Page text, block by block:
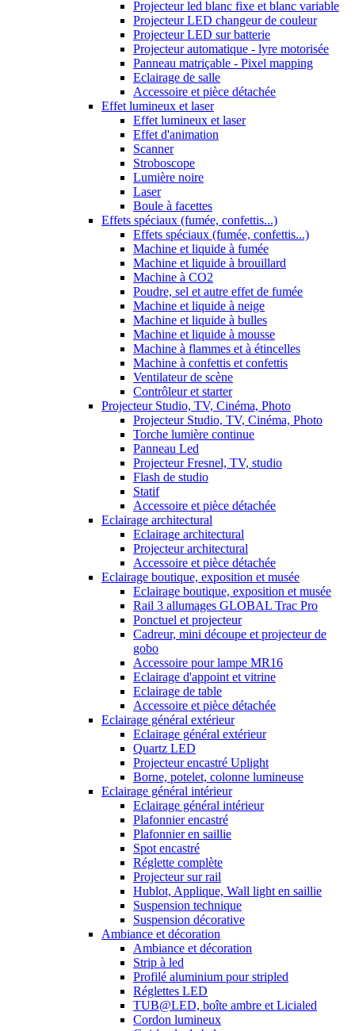
Projecteur led blanc fixe et blanc variable
Projecteur LED changeur de couleur
Projecteur LED sur batterie
Projecteur automatique - lyre motorisée
Panneau matriçable - Pixel mapping
Eclairage de salle
Accessoire et pièce détachée
Effet lumineux et laser
Effet lumineux et laser
Effet d'animation
Scanner
Stroboscope
Lumière noire
Laser
Boule à facettes
Effets spéciaux (fumée, confettis...)
Effets spéciaux (fumée, confettis...)
Machine et liquide à fumée
Machine et liquide à brouillard
Machine à CO2
Poudre, sel et autre effet de fumée
Machine et liquide à neige
Machine et liquide à bulles
Machine et liquide à mousse
Machine à flammes et à étincelles
Machine à confettis et confettis
Ventilateur de scène
Contrôleur et starter
Projecteur Studio, TV, Cinéma, Photo
Projecteur Studio, TV, Cinéma, Photo
Torche lumière continue
Panneau Led
Projecteur Fresnel, TV, studio
Flash de studio
Statif
Accessoire et pièce détachée
Eclairage architectural
Eclairage architectural
Projecteur architectural
Accessoire et pièce détachée
Eclairage boutique, exposition et musée
Eclairage boutique, exposition et musée
Rail 3 allumages GLOBAL Trac Pro
Ponctuel et projecteur
Cadreur, mini découpe et projecteur de
gobo
Accessoire pour lampe MR16
Eclairage d'appoint et vitrine
Eclairage de table
Accessoire et pièce détachée
Eclairage général extérieur
Eclairage général extérieur
Quartz LED
Projecteur encastré Uplight
Borne, potelet, colonne lumineuse
Eclairage général intérieur
Eclairage général intérieur
Plafonnier encastré
Plafonnier en saillie
Spot encastré
Réglette complète
Projecteur sur rail
Hublot, Applique, Wall light en saillie
Suspension technique
Suspension décorative
Ambiance et décoration
Ambiance et décoration
Strip à led
Profilé aluminium pour stripled
Réglettes LED
TUB@LED, boîte ambre et Licialed
Cordon lumineux